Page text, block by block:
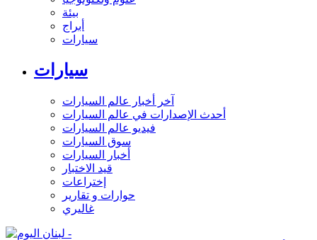
بيئة
أبراج
سيارات
سيارات
آخر أخبار عالم السيارات
أحدث الإصدارات في عالم السيارات
فيديو عالم السيارات
سوق السيارات
أخبار السيارات
قيد الاختبار
إختراعات
حوارات و تقارير
غاليري